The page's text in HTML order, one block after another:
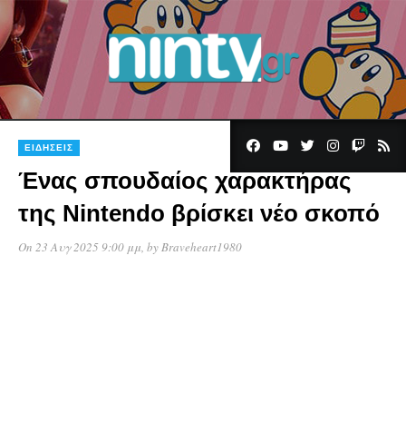
ΕΙΔΉΣΕΙΣ
Ένας σπουδαίος χαρακτήρας
της Nintendo βρίσκει νέο σκοπό
On 23 Αυγ 2025 9:00 μμ , by Braveheart1980